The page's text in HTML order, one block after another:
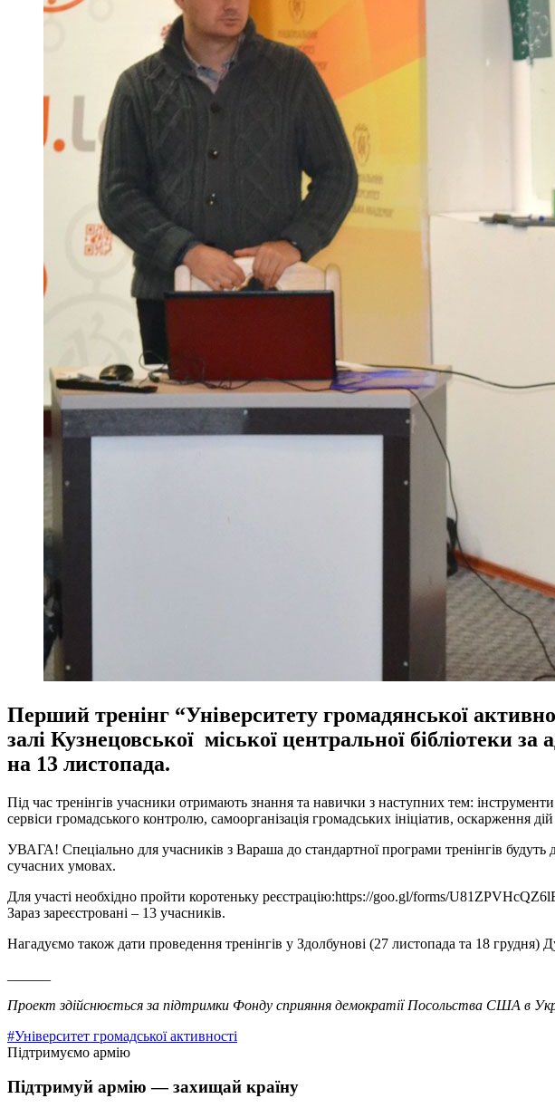
Перший тренінг “Університету громадянської
залі Кузнецовської міської центральної бібліотеки
на 13 листопада.
Під час тренінгів учасники отримають знання та навички з наступних тем:
сервіси громадського контролю, самоорганізація громадських ініціатив, оскарження
УВАГА! Спеціально для учасників з Вараша до стандартної програми тренінгів будуть
сучасних умовах.
Для участі необхідно пройти коротеньку реєстрацію:https://goo.gl/forms/
Зараз зареєстровані – 13 учасників.
Нагадуємо також дати проведення тренінгів у Здолбунові (27 листопада та 18
Проект здійснюється за підтримки Фонду сприяння демократії Посольства США в
#Університет громадської активності
Підтримуємо армію
Підтримуй армію — захищай країну